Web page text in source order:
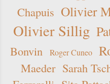
Chapuis Olivier
Olivier Sillig
Bonvin
Roger Cuneo
Maeder Sarah